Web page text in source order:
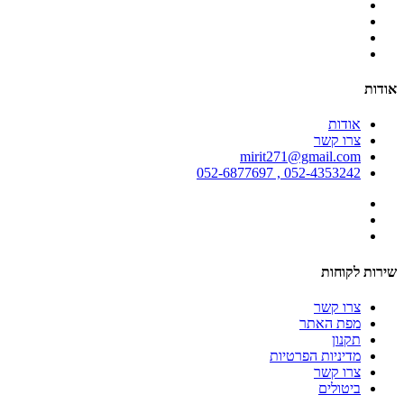
אודות
אודות
צרו קשר
mirit271@gmail.com
052-4353242 , 052-6877697
שירות לקוחות
צרו קשר
מפת האתר
תקנון
מדיניות הפרטיות
צרו קשר
ביטולים